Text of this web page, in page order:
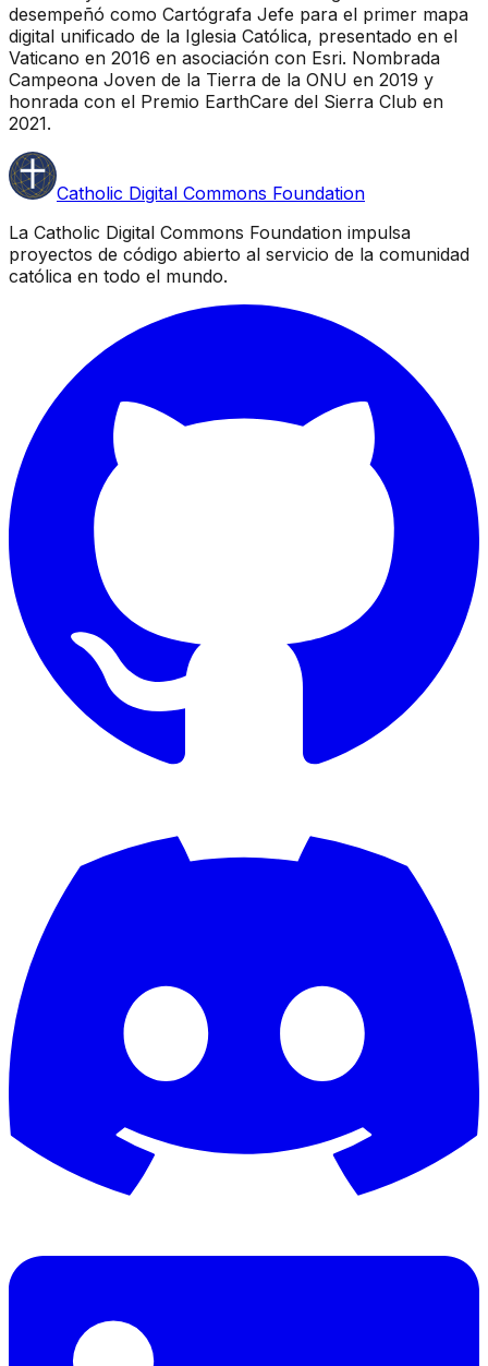
desempeñó como Cartógrafa Jefe para el primer mapa
digital unificado de la Iglesia Católica, presentado en el
Vaticano en 2016 en asociación con Esri. Nombrada
Campeona Joven de la Tierra de la ONU en 2019 y
honrada con el Premio EarthCare del Sierra Club en
2021.
Catholic Digital Commons Foundation
La Catholic Digital Commons Foundation impulsa
proyectos de código abierto al servicio de la comunidad
católica en todo el mundo.